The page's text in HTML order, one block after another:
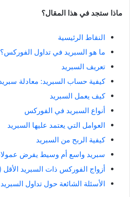
ماذا ستجد في هذا المقال؟
النقاط الرئيسية
ما هو السبريد في تداول الفوركس؟
تعريف السبريد
كيفية حساب السبريد: معادلة
كيف يعمل السبريد
أنواع السبريد في الفوركس
العوامل التي يعتمد عليها السبريد
كيفية الربح من السبريد
سبريد واسع أم وسيط يفرض
أزواج الفوركس ذات السبريد
الأسئلة الشائعة حول تداول